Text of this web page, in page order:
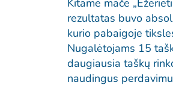
Kitame mače
rezultatas buvo
kurio pabaigoje
Nugalėtojams 15
daugiausia taškų
naudingus